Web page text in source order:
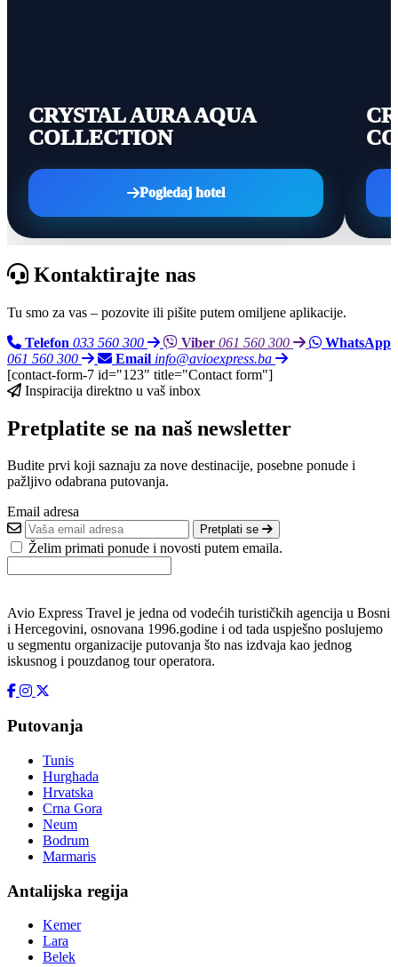
CRYSTAL AURA AQUA
COLLECTION
Pogledaj hotel
Kontaktirajte nas
Tu smo za vas – pozovite ili pišite putem omiljene aplikacije.
Telefon 033 560 300 Viber 061 560 300
WhatsApp
061 560 300
Email info@avioexpress.ba
[contact-form-7 id="123" title="Contact form"]
Inspiracija direktno u vaš inbox
Pretplatite se na naš newsletter
Budite prvi koji saznaju za nove destinacije, posebne ponude i
pažljivo odabrana putovanja.
Email adresa
Pretplati se
Želim primati ponude i novosti putem emaila.
Avio Express Travel je jedna od vodećih turističkih agencija u Bosni
i Hercegovini, osnovana 1996.godine i od tada uspješno poslujemo
u segmentu organizacije putovanja što nas izdvaja kao jednog
iskusnog i pouzdanog tour operatora.
Putovanja
Tunis
Hurghada
Hrvatska
Crna Gora
Neum
Bodrum
Marmaris
Antalijska regija
Kemer
Lara
Belek